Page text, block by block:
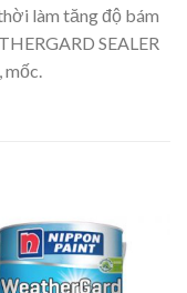
làm tăng độ bám
SEALER
mốc.